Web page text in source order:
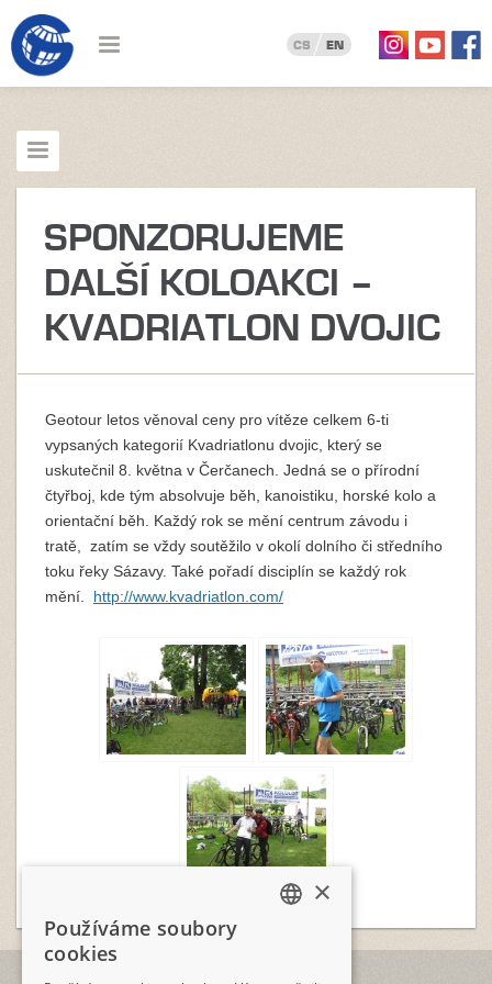
CS EN
SPONZORUJEME
DALŠÍ KOLOAKCI –
KVADRIATLON DVOJIC
Geotour letos věnoval ceny pro vítěze celkem 6-ti
vypsaných kategorií Kvadriatlonu dvojic, který se
uskutečnil 8. května v Čerčanech. Jedná se o přírodní
čtyřboj, kde tým absolvuje běh, kanoistiku, horské kolo a
orientační běh. Každý rok se mění centrum závodu i
tratě, zatím se vždy soutěžilo v okolí dolního či středního
toku řeky Sázavy. Také pořadí disciplín se každý rok
mění. http://www.kvadriatlon.com/
×
Používáme soubory
cookies